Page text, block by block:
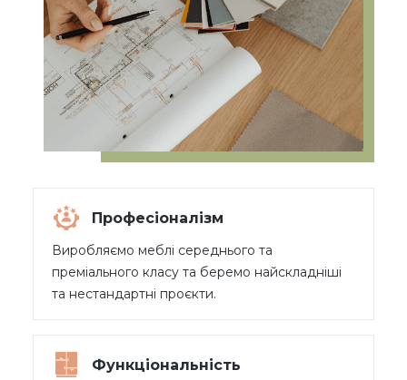
Професіоналізм
Виробляємо меблі середнього та
преміального класу та беремо найскладніші
та нестандартні проєкти.
Функціональність